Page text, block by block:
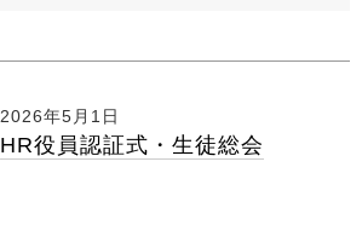
2026年5月1日
HR役員認証式・生徒総会